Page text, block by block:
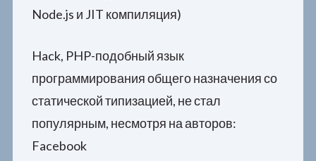
Node.js и JIT компиляция)
Hack, PHP-подобный язык
программирования общего назначения со
статической типизацией, не стал
популярным, несмотря на авторов:
Facebook